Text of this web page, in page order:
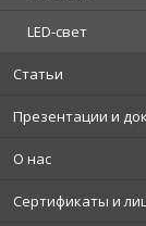
LED-свет
Статьи
Презентации и
О нас
Сертификаты и